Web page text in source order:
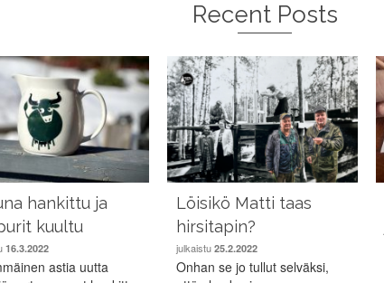
Recent Posts
hankittu ja
kuultu
16.3.2022
astia uutta
Löisikö Matti taas
hirsitapin?
julkaistu 25.2.2022
Onhan se jo tullut selväksi,